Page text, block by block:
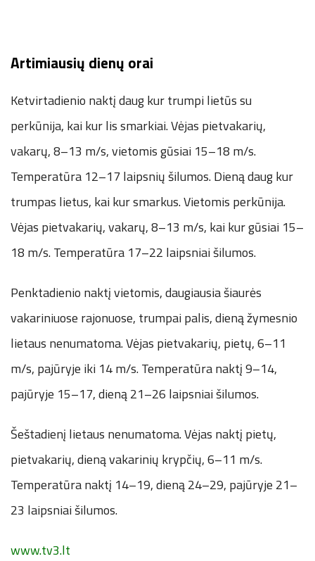
Artimiausių dienų orai
Ketvirtadienio naktį daug kur trumpi lietūs su
perkūnija, kai kur lis smarkiai. Vėjas pietvakarių,
vakarų, 8–13 m/s, vietomis gūsiai 15–18 m/s.
Temperatūra 12–17 laipsnių šilumos. Dieną daug kur
trumpas lietus, kai kur smarkus. Vietomis perkūnija.
Vėjas pietvakarių, vakarų, 8–13 m/s, kai kur gūsiai 15–
18 m/s. Temperatūra 17–22 laipsniai šilumos.
Penktadienio naktį vietomis, daugiausia šiaurės
vakariniuose rajonuose, trumpai palis, dieną žymesnio
lietaus nenumatoma. Vėjas pietvakarių, pietų, 6–11
m/s, pajūryje iki 14 m/s. Temperatūra naktį 9–14,
pajūryje 15–17, dieną 21–26 laipsniai šilumos.
Šeštadienį lietaus nenumatoma. Vėjas naktį pietų,
pietvakarių, dieną vakarinių krypčių, 6–11 m/s.
Temperatūra naktį 14–19, dieną 24–29, pajūryje 21–
23 laipsniai šilumos.
www.tv3.lt